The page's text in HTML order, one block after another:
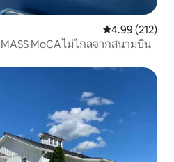
คะแนนเฉลี่ย
4.99 (212)
MoCA ไม่ไกลจากสนามบิน